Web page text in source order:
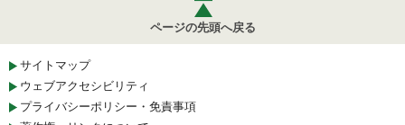
ページの先頭へ戻る
サイトマップ
ウェブアクセシビリティ
プライバシーポリシー・免責事項